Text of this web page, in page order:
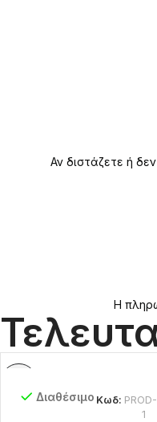
Αν διστάζετε ή
Η
Διαθέσιμο Κωδ:
1